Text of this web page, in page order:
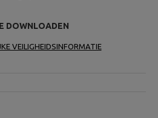
DOWNLOADEN
VEILIGHEIDSINFORMATIE